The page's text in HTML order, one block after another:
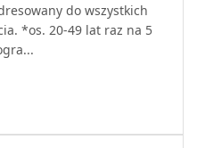
do wszystkich
*os. 20-49 lat raz na 5